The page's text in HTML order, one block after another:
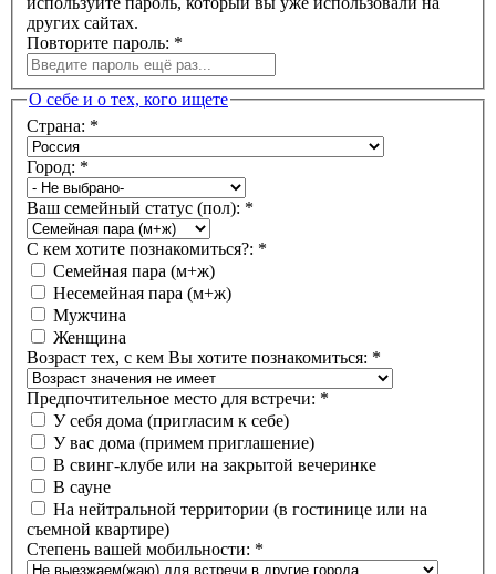
других сайтах.
Повторите пароль: *
О себе и о тех, кого ищете
Страна: *
Город: *
Ваш семейный статус (пол): *
С кем хотите познакомиться?: *
Семейная пара (м+ж)
Несемейная пара (м+ж)
Мужчина
Женщина
Возраст тех, с кем Вы хотите познакомиться: *
Предпочтительное место для встречи: *
У себя дома (пригласим к себе)
У вас дома (примем приглашение)
В свинг-клубе или на закрытой вечеринке
В сауне
На нейтральной территории (в гостинице или на
съемной квартире)
Степень вашей мобильности: *